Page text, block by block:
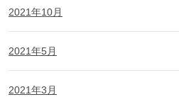
2021年10月
2021年5月
2021年3月